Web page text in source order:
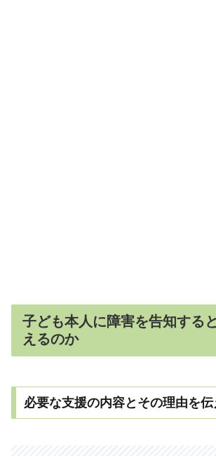
子ども本人に障害を告知する
えるのか
必要な支援の内容とその理由を伝